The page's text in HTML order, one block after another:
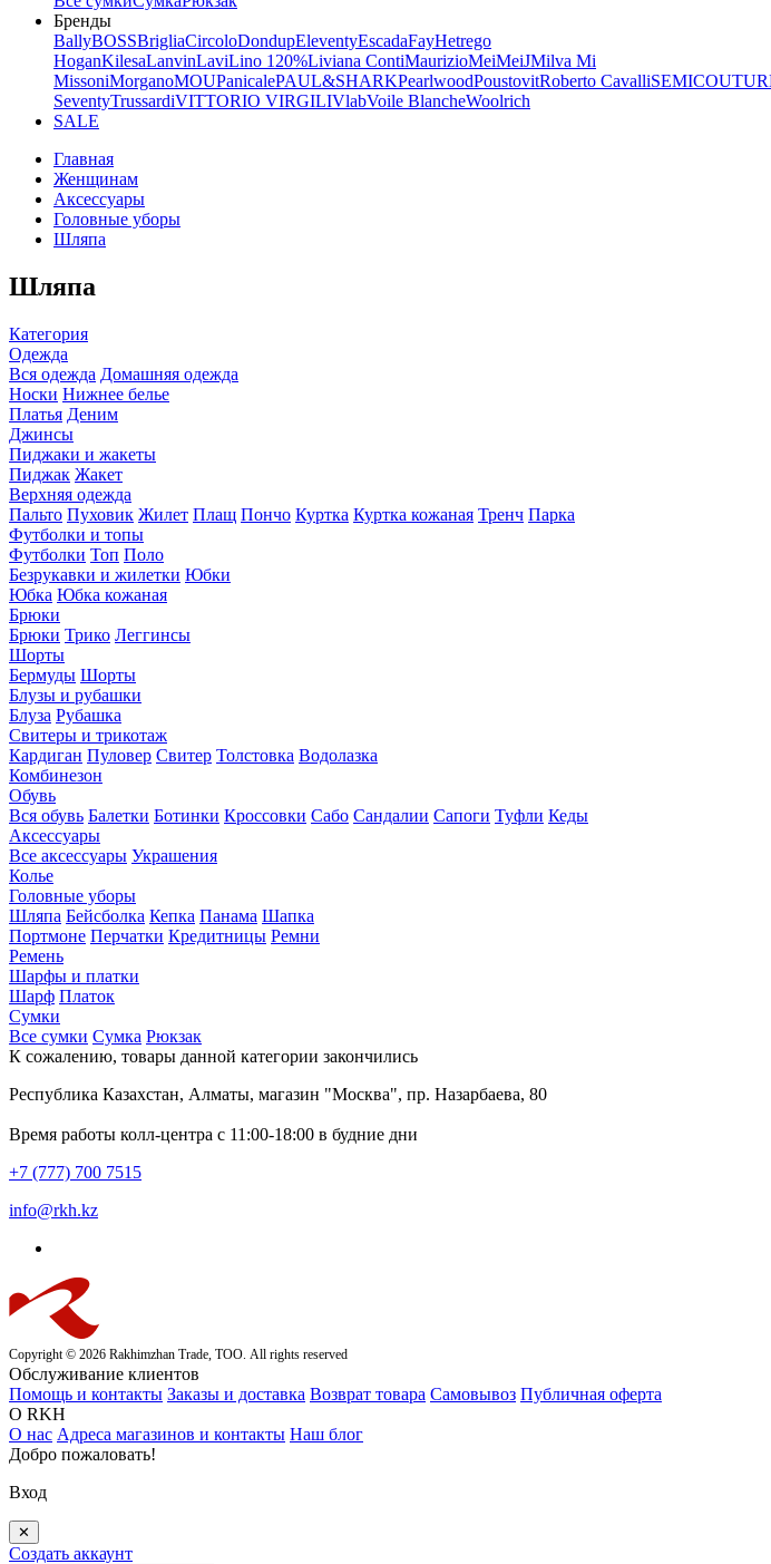
Бренды
BallyBOSSBrigliaCircoloDondupEleventyEscadaFayHetrego
HoganKilesaLanvinLaviLino 120%Liviana ContiMaurizioMeiMeiJMilva Mi
MissoniMorganoMOUPanicalePAUL&SHARKPearlwoodPoustovitRoberto Cavalli
SeventyTrussardiVITTORIO VIRGILIVlabVoile BlancheWoolrich
SALE
Главная
Женщинам
Аксессуары
Головные уборы
Шляпа
Шляпа
Категория
Одежда
Вся одежда Домашняя одежда
Носки Нижнее белье
Платья Деним
Джинсы
Пиджаки и жакеты
Пиджак Жакет
Верхняя одежда
Пальто Пуховик Жилет Плащ Пончо Куртка Куртка кожаная Тренч Парка
Футболки и топы
Футболки Топ Поло
Безрукавки и жилетки Юбки
Юбка Юбка кожаная
Брюки
Брюки Трико Леггинсы
Шорты
Бермуды Шорты
Блузы и рубашки
Блуза Рубашка
Свитеры и трикотаж
Кардиган Пуловер Свитер Толстовка Водолазка
Комбинезон
Обувь
Вся обувь Балетки Ботинки Кроссовки Сабо Сандалии Сапоги Туфли Кеды
Аксессуары
Все аксессуары Украшения
Колье
Головные уборы
Шляпа Бейсболка Кепка Панама Шапка
Портмоне Перчатки Кредитницы Ремни
Ремень
Шарфы и платки
Шарф Платок
Сумки
Все сумки Сумка Рюкзак
К сожалению, товары данной категории закончились
Республика Казахстан, Алматы, магазин "Москва", пр. Назарбаева, 80
Время работы колл-центра с 11:00-18:00 в будние дни
+7 (777) 700 7515
info@rkh.kz
Copyright © 2026 Rakhimzhan Trade, ТОО. All rights reserved
Обслуживание клиентов
Помощь и контакты Заказы и доставка Возврат товара Самовывоз Публичная оферта
О RKH
О нас Адреса магазинов и контакты Наш блог
Добро пожаловать!
Вход
✕
Создать аккаунт